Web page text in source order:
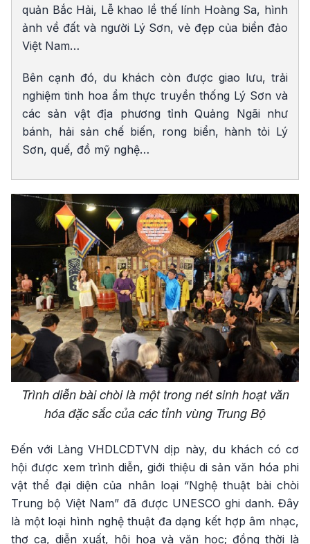
quản Bắc Hải, Lễ khao lề thế lính Hoàng Sa, hình
ảnh về đất và người Lý Sơn, vẻ đẹp của biển đảo
Việt Nam…
Bên cạnh đó, du khách còn được giao lưu, trải
nghiệm tinh hoa ẩm thực truyền thống Lý Sơn và
các sản vật địa phương tỉnh Quảng Ngãi như
bánh, hải sản chế biến, rong biển, hành tỏi Lý
Sơn, quế, đồ mỹ nghệ…
Trình diễn bài chòi là một trong nét sinh hoạt văn
hóa đặc sắc của các tỉnh vùng Trung Bộ
Đến với Làng VHDLCDTVN dịp này, du khách có cơ
hội được xem trình diễn, giới thiệu di sản văn hóa phi
vật thể đại diện của nhân loại “Nghệ thuật bài chòi
Trung bộ Việt Nam” đã được UNESCO ghi danh. Đây
là một loại hình nghệ thuật đa dạng kết hợp âm nhạc,
thơ ca, diễn xuất, hội họa và văn học; đồng thời là